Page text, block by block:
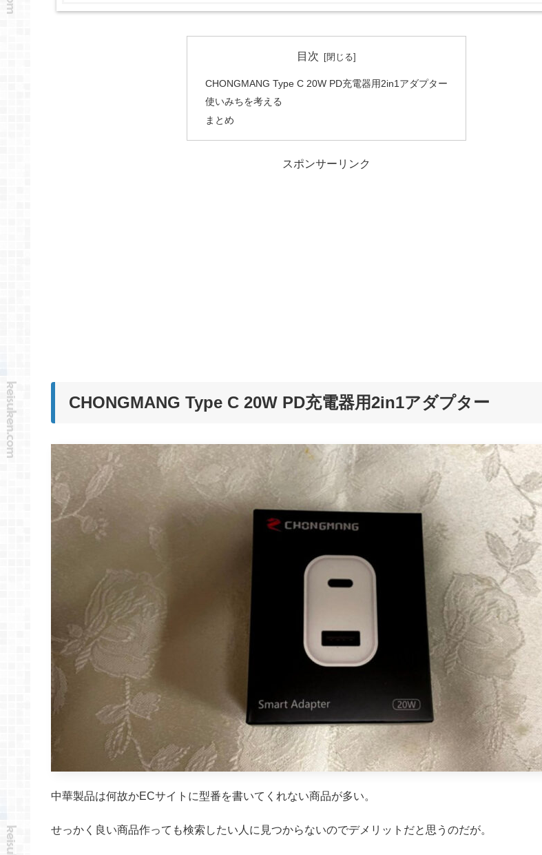
目次
CHONGMANG Type C 20W PD充電器用2in1アダプター
使いみちを考える
まとめ
スポンサーリンク
CHONGMANG Type C 20W PD充電器用2in1アダプター
中華製品は何故かECサイトに型番を書いてくれない商品が多い。
せっかく良い商品作っても検索したい人に見つからないのでデメリットだと思うのだが。